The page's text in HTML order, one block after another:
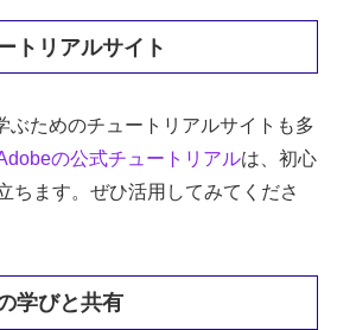
トリアルサイト
ぶためのチュートリアルサイトも多
の公式チュートリアルは、初心
ちます。ぜひ活用してみてくださ
学びと共有